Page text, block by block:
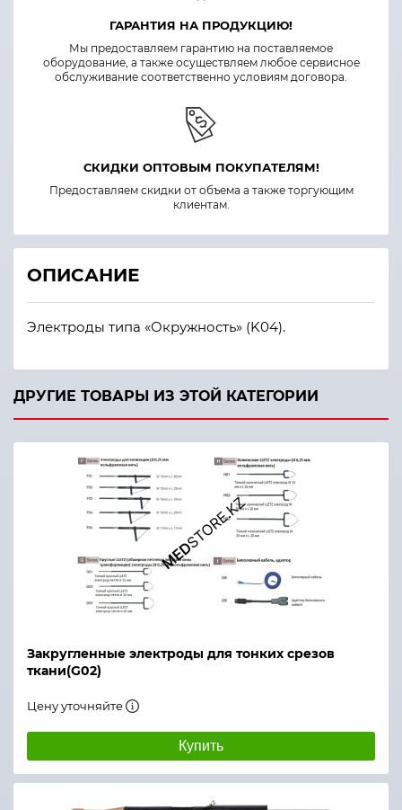
ГАРАНТИЯ НА ПРОДУКЦИЮ!
Мы предоставляем гарантию на поставляемое
оборудование, а также осуществляем любое сервисное
обслуживание соответственно условиям договора.
СКИДКИ ОПТОВЫМ ПОКУПАТЕЛЯМ!
Предоставляем скидки от объема а также торгующим
клиентам.
ОПИСАНИЕ
Электроды типа «Окружность» (K04).
ДРУГИЕ ТОВАРЫ ИЗ ЭТОЙ КАТЕГОРИИ
Закругленные электроды для тонких срезов
ткани(G02)
Цену уточняйте
Купить